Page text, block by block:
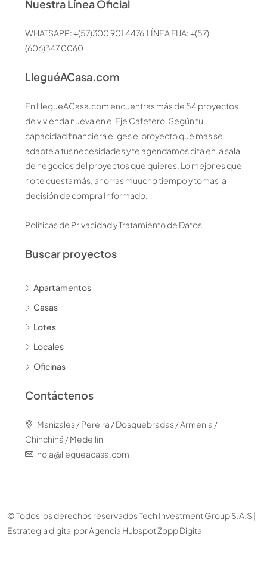
Nuestra Línea Oficial
WHATSAPP: +(57)300 901 4476 LÍNEA FIJA: +(57)
(606)347 0060
LleguéACasa.com
En LlegueACasa.com encuentras más de 54 proyectos
de vivienda nueva en el Eje Cafetero. Según tu
capacidad financiera eliges el proyecto que más se
adapte a tus necesidades y te agendamos cita en la sala
de negocios del proyectos que quieres. Lo mejor es que
no te cuesta más, ahorras muucho tiempo y tomas la
decisión de compra Informado.
Políticas de Privacidad y Tratamiento de Datos
Buscar proyectos
Apartamentos
Casas
Lotes
Locales
Oficinas
Contáctenos
Manizales / Pereira / Dosquebradas / Armenia /
Chinchiná / Medellín
hola@llegueacasa.com
© Todos los derechos reservados Tech Investment Group S.A.S |
Estrategia digital porAgencia Hubspot Zopp Digital